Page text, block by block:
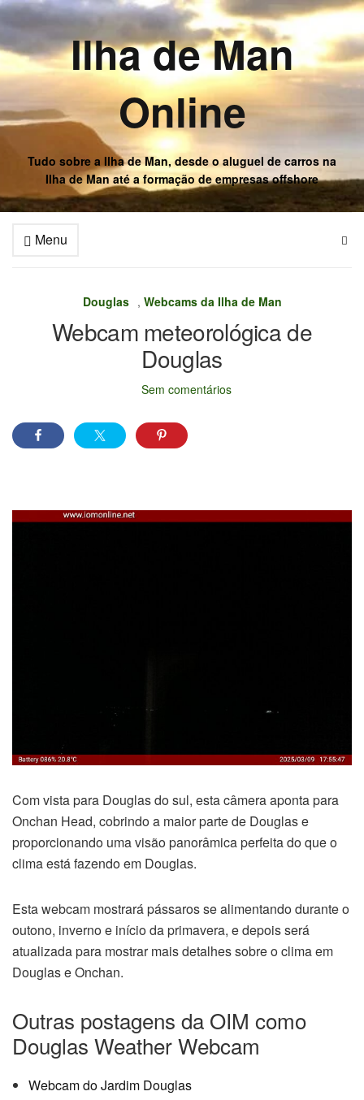
Ilha de Man
Online
Tudo sobre a Ilha de Man, desde o aluguel de carros na
Ilha de Man até a formação de empresas offshore
Menu
Douglas , Webcams da Ilha de Man
Webcam meteorológica de
Douglas
Sem comentários
Com vista para Douglas do sul, esta câmera aponta para
Onchan Head, cobrindo a maior parte de Douglas e
proporcionando uma visão panorâmica perfeita do que o
clima está fazendo em Douglas.
Esta webcam mostrará pássaros se alimentando durante o
outono, inverno e início da primavera, e depois será
atualizada para mostrar mais detalhes sobre o clima em
Douglas e Onchan.
Outras postagens da OIM como
Douglas Weather Webcam
Webcam do Jardim Douglas